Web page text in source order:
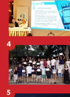
4
5